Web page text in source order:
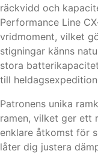
räckvidd och
Performance Line
vridmoment, vilket
stigningar känns
stora
till
Patronens unika
ramen, vilket ger ett
enklare åtkomst för
låter dig justera